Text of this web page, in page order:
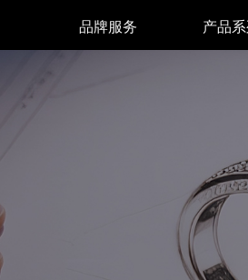
品牌服务 产品系